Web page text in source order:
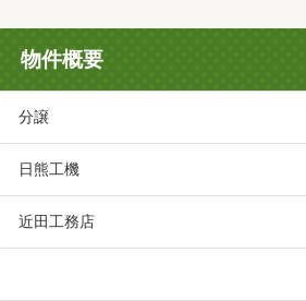
物件概要
分譲
日熊工機
近田工務店